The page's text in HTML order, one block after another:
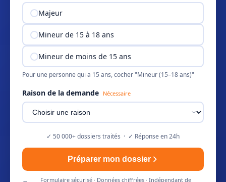
Majeur
Mineur de 15 à 18 ans
Mineur de moins de 15 ans
Pour une personne qui a 15 ans, cocher "Mineur (15–18 ans)"
Raison de la demande Nécessaire
✓ 50 000+ dossiers traités · ✓ Réponse en 24h
Préparer mon dossier
Formulaire sécurisé · Données chiffrées · Indépendant de